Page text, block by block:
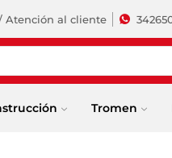
/ Atención al cliente
Tromen